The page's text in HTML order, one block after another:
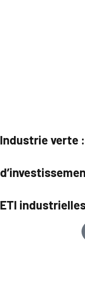
Industrie verte
ETI